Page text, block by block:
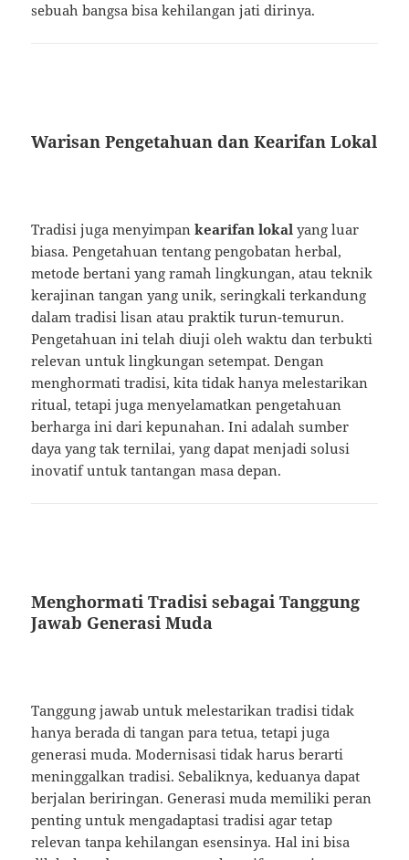
sebuah bangsa bisa kehilangan jati dirinya.
Warisan Pengetahuan dan Kearifan Lokal
Tradisi juga menyimpankearifan lokal yang luar
biasa. Pengetahuan tentang pengobatan herbal,
metode bertani yang ramah lingkungan, atau teknik
kerajinan tangan yang unik, seringkali terkandung
dalam tradisi lisan atau praktik turun-temurun.
Pengetahuan ini telah diuji oleh waktu dan terbukti
relevan untuk lingkungan setempat. Dengan
menghormati tradisi, kita tidak hanya melestarikan
ritual, tetapi juga menyelamatkan pengetahuan
berharga ini dari kepunahan. Ini adalah sumber
daya yang tak ternilai, yang dapat menjadi solusi
inovatif untuk tantangan masa depan.
Menghormati Tradisi sebagai Tanggung
Jawab Generasi Muda
Tanggung jawab untuk melestarikan tradisi tidak
hanya berada di tangan para tetua, tetapi juga
generasi muda. Modernisasi tidak harus berarti
meninggalkan tradisi. Sebaliknya, keduanya dapat
berjalan beriringan. Generasi muda memiliki peran
penting untuk mengadaptasi tradisi agar tetap
relevan tanpa kehilangan esensinya. Hal ini bisa